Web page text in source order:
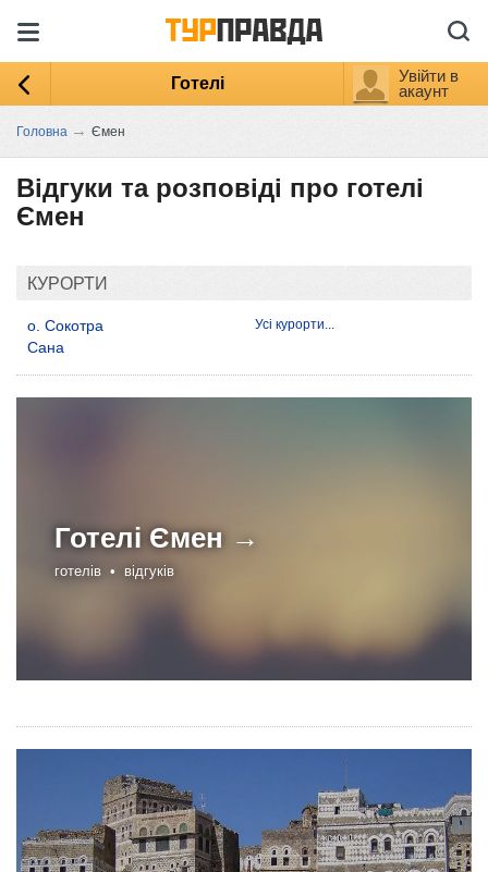
Готелі
Увійти в
акаунт
Головна → Ємен
Відгуки та розповіді про готелі
Ємен
КУРОРТИ
о. Сокотра
Сана
Усі курорти...
Готелі Ємен →
готелів • відгуків